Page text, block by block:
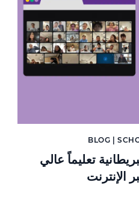
BLOG |
تعليماً عالي
الإنترنت